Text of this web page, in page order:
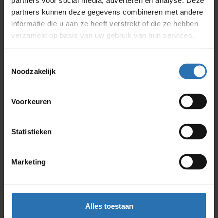
partners kunnen deze gegevens combineren met andere
informatie die u aan ze heeft verstrekt of die ze hebben
verzameld op basis van uw gebruik van hun services.
Noodzakelijk
Voorkeuren
Statistieken
Marketing
Alles toestaan